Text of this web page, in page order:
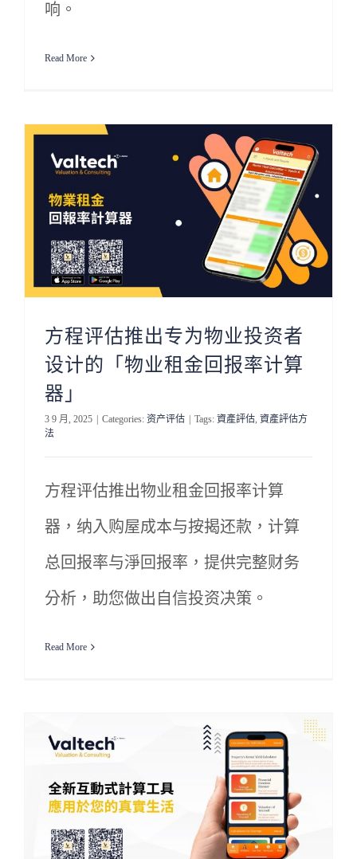
响。
Read More
方程评估推出专为物业投资者
设计的「物业租金回报率计算
器」
3 9 月, 2025 Categories: 资产评估 Tags: 資產評估, 資產評估方
法
方程评估推出物业租金回报率计算
器，纳入购屋成本与按揭还款，计算
总回报率与淨回报率，提供完整财务
分析，助您做出自信投资决策。
Read More